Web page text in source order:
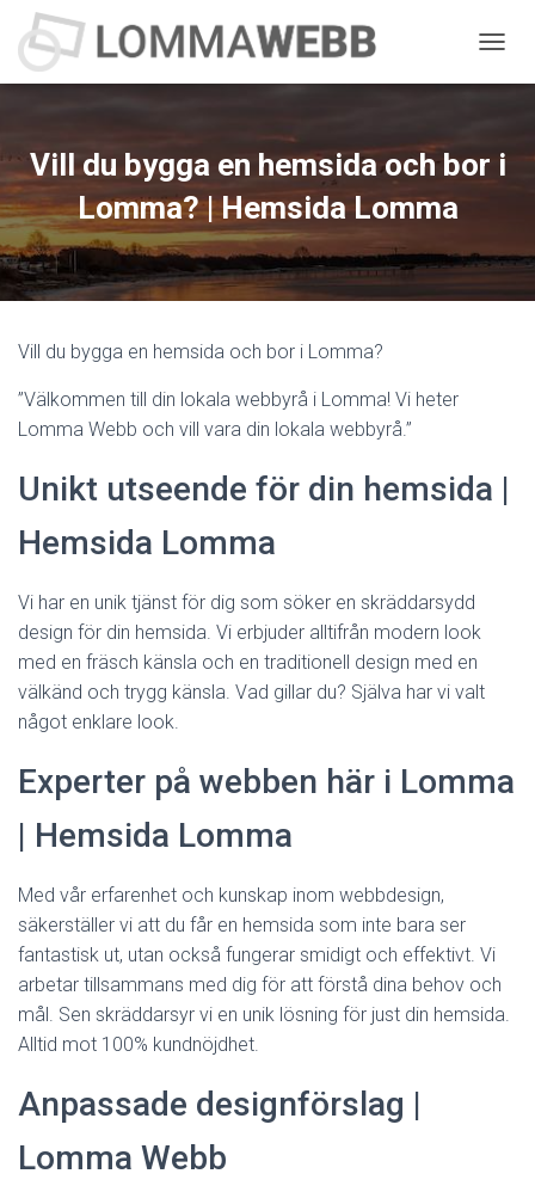
L
A
Vill du bygga en hemsida och bor i
Lomma? | Hemsida Lomma
Vill du bygga en hemsida och bor i Lomma?
”Välkommen till din lokala webbyrå i Lomma! Vi heter
Lomma Webb och vill vara din lokala webbyrå.”
Unikt utseende för din hemsida |
Hemsida Lomma
Vi har en unik tjänst för dig som söker en skräddarsydd
design för din hemsida. Vi erbjuder alltifrån modern look
med en fräsch känsla och en traditionell design med en
välkänd och trygg känsla. Vad gillar du? Själva har vi valt
något enklare look.
Experter på webben här i Lomma
| Hemsida Lomma
Med vår erfarenhet och kunskap inom webbdesign,
säkerställer vi att du får en hemsida som inte bara ser
fantastisk ut, utan också fungerar smidigt och effektivt. Vi
arbetar tillsammans med dig för att förstå dina behov och
mål. Sen skräddarsyr vi en unik lösning för just din hemsida.
Alltid mot 100% kundnöjdhet.
Anpassade designförslag |
Lomma Webb